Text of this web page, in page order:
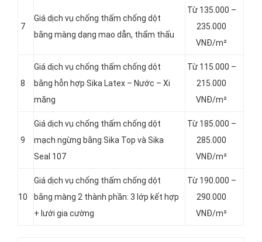
7
Giá dịch vụ chống thấm chống dột
bằng màng dạng mao dẫn, thẩm thấu
Từ 135.000 –
235.000
VNĐ/m²
8
Giá dịch vụ chống thấm chống dột
bằng hỗn hợp Sika Latex – Nước – Xi
măng
Từ 115.000 –
215.000
VNĐ/m²
9
Giá dịch vụ chống thấm chống dột
mạch ngừng bằng Sika Top và Sika
Seal 107
Từ 185.000 –
285.000
VNĐ/m²
10
Giá dịch vụ chống thấm chống dột
bằng màng 2 thành phần: 3 lớp kết hợp
+ lưới gia cường
Từ 190.000 –
290.000
VNĐ/m²